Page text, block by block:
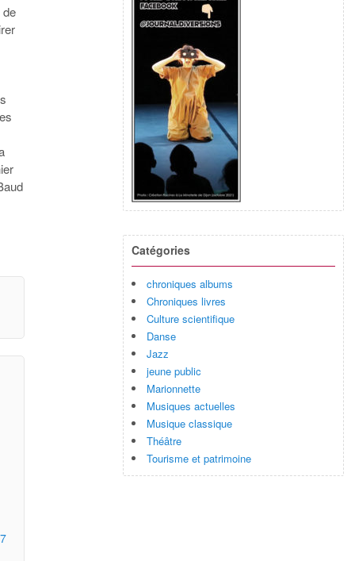
de
Catégories
chroniques albums
Chroniques livres
Culture scientifique
Danse
Jazz
jeune public
Marionnette
Musiques actuelles
Musique classique
Théâtre
Tourisme et patrimoine